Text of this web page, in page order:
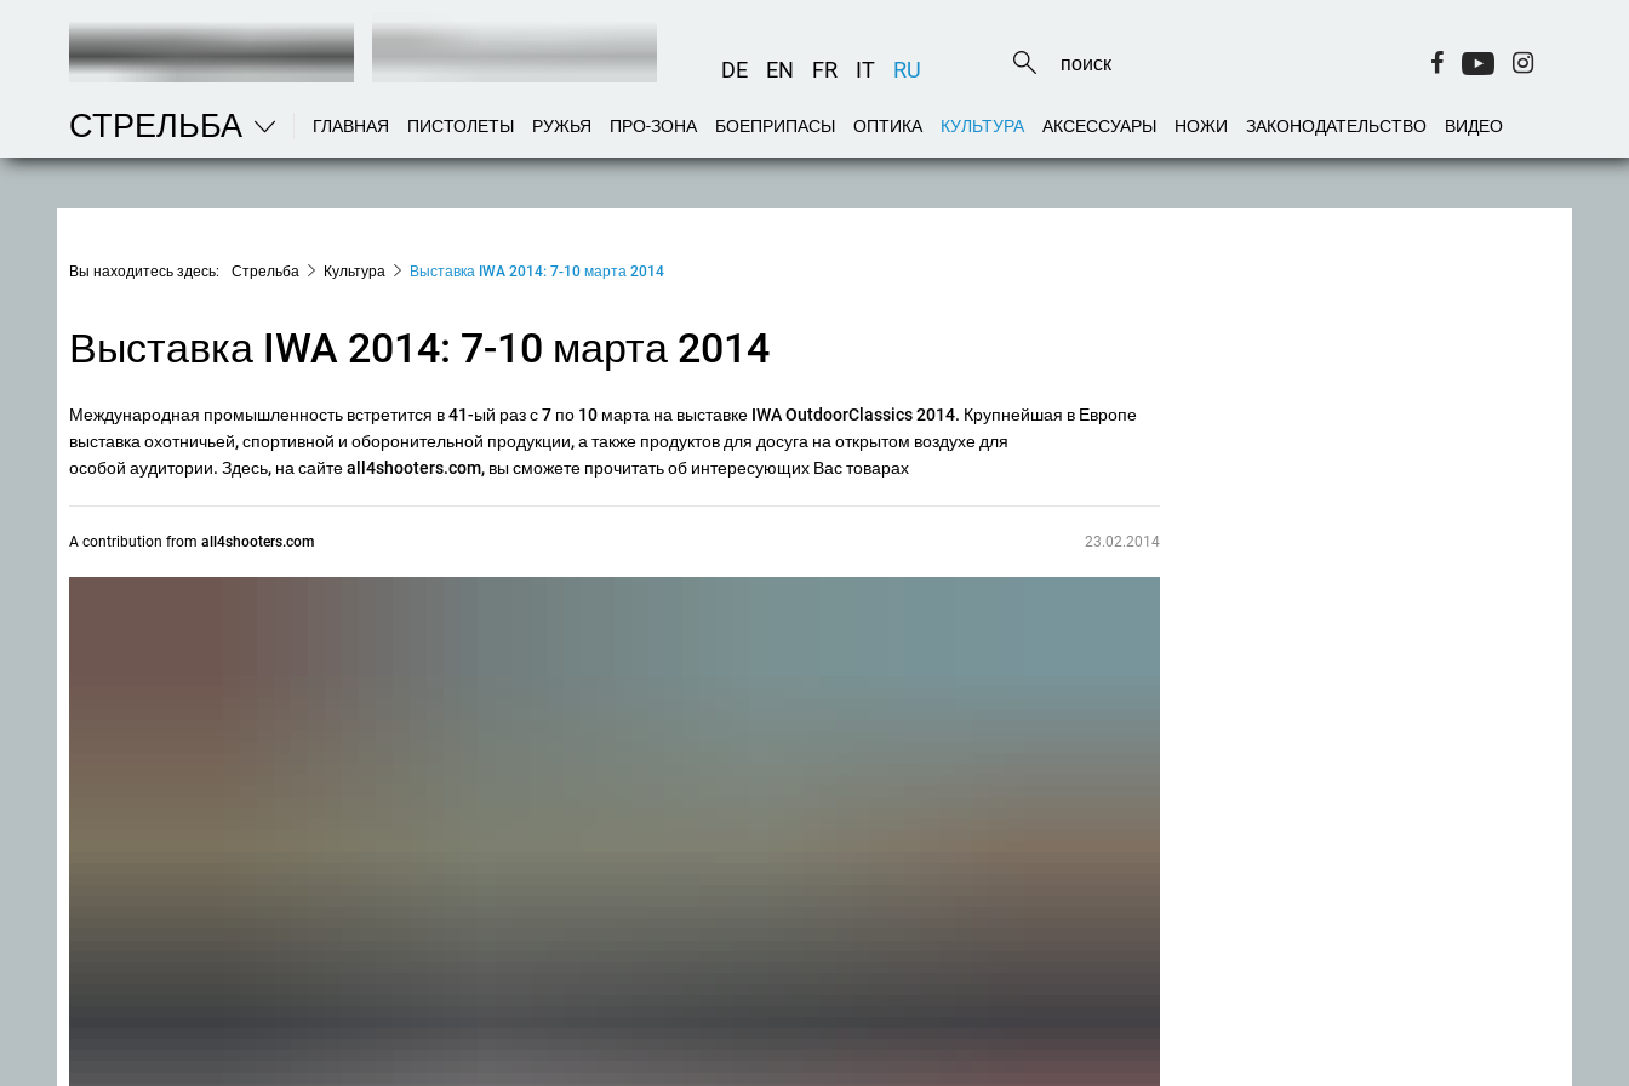
DE EN FR IT RU
СТРЕЛЬБА ГЛАВНАЯ ПИСТОЛЕТЫ РУЖЬЯ ПРО-ЗОНА БОЕПРИПАСЫ ОПТИКА КУЛЬТУРА АКСЕССУАРЫ НОЖИ ЗАКОНОДАТЕЛЬСТВО ВИДЕО
Вы находитесь здесь: Стрельба Культура Выставка IWA 2014: 7-10 марта 2014
Выставка IWA 2014: 7-10 марта 2014
Международная промышленность встретится в 41-ый раз с 7 по 10 марта на выставке IWA OutdoorClassics 2014. Крупнейшая в Европе
выставка охотничьей, спортивной и оборонительной продукции, а также продуктов для досуга на открытом воздухе для
особой аудитории. Здесь, на сайте all4shooters.com, вы сможете прочитать об интересующих Вас товарах
A contribution from all4shooters.com 23.02.2014